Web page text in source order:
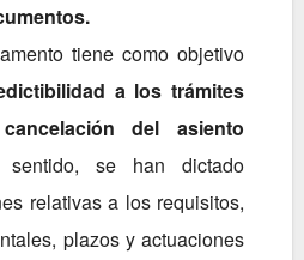
tiene como objetivo
a los trámites
del asiento
se han dictado
relativas a los requisitos,
plazos y actuaciones